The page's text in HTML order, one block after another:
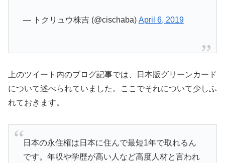
— トクリュウ株吉 (@cischaba) April 6, 2019
上のツイート内のブログ記事では、日本版グリーンカード
について述べられていました。ここでそれについて少しふ
れておきます。
日本の永住権は日本に住んで最短1年で取れるん
です。年収や学歴が高い人など高度人材と言われ